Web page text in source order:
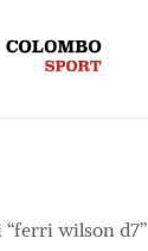
wilson d7”